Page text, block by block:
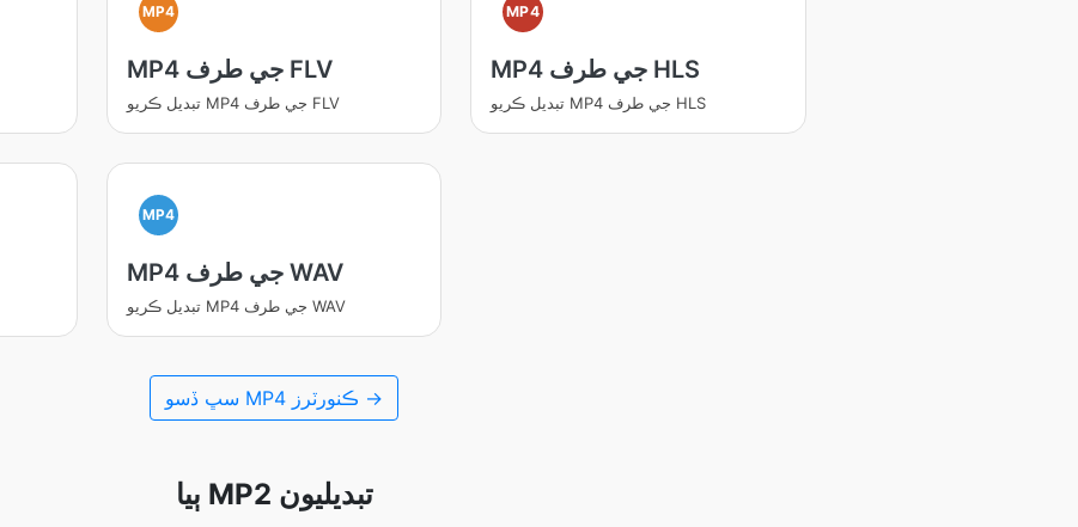
MP4
MP4 جي طرف FLV
تبديل ڪريو MP4 جي طرف FLV
MP4
MP4 جي طرف HLS
تبديل ڪريو MP4 جي طرف HLS
MP4
MP4 جي طرف WAV
تبديل ڪريو MP4 جي طرف WAV
سڀ ڏسو MP4 ڪنورٽرز →
ٻيا MP2 تبديليون